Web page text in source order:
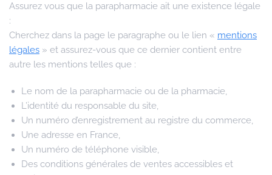
Assurez vous que la parapharmacie ait une existence légale
:
Cherchez dans la page le paragraphe ou le lien « mentions
légales » et assurez-vous que ce dernier contient entre
autre les mentions telles que :
Le nom de la parapharmacie ou de la pharmacie,
L’identité du responsable du site,
Un numéro d’enregistrement au registre du commerce,
Une adresse en France,
Un numéro de téléphone visible,
Des conditions générales de ventes accessibles et